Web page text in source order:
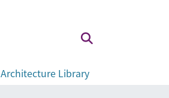
Architecture Library